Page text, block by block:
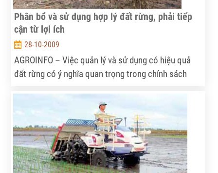
Phân bổ và sử dụng hợp lý đất rừng, phải tiếp
cận từ lợi ích
28-10-2009
AGROINFO – Việc quản lý và sử dụng có hiệu quả
đất rừng có ý nghĩa quan trọng trong chính sách
Đó cũng chính là mục tiêu mà “Nghiên cứu đề xuất
chính sách quản lý và sử dụng hợp lý đất rừng sản
xuất tại 4 tỉnh Lào Cai, Lai Châu, Đăk Nông và Đăk
Lăk” đang hướng tới.